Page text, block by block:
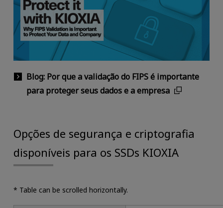
Blog: Por que a validação do FIPS é importante
para proteger seus dados e a empresa
Opções de segurança e criptografia
disponíveis para os SSDs KIOXIA
* Table can be scrolled horizontally.